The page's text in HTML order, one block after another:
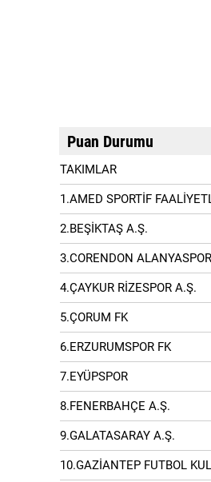
Puan Durumu
TAKIMLAR
1.AMED SPORTİF
2.BEŞİKTAŞ A.Ş.
3.CORENDON ALANYASPOR
4.ÇAYKUR RİZESPOR A.Ş.
5.ÇORUM FK
6.ERZURUMSPOR FK
7.EYÜPSPOR
8.FENERBAHÇE A.Ş.
9.GALATASARAY A.Ş.
10.GAZİANTEP FUTBOL